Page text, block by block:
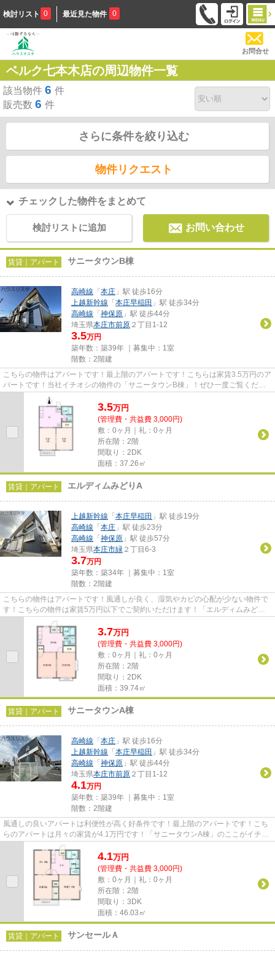
検討リスト 0 最近見た物件 0
お問合せ
ベルク七本木店の周辺物件一覧
該当物件 6 件
販売数 6 件
さらに条件を絞り込む
物件リクエスト
チェックした物件をまとめて
検討リストに追加 お問い合わせ
賃貸｜アパート サニータウンB棟
高崎線 「 本庄 」駅 徒歩16分
上越新幹線 「 本庄早稲田 」駅 徒歩34分
高崎線 「 神保原 」駅 徒歩44分
埼玉県本庄市前原 ２丁目1-12
3.5万円
築年数：築39年 ｜募集中： 1室
階数：2階建
こちらの物件はアパートです！最上階のアパートです！こちらは家賃3.5万円のア
パートです！当社イチオシの物件の「サニータウンB棟」！ぜひ一度ご覧くださ
い！本庄市エリアにある賃貸...
3.5万円
(管理費・共益費 3,000円)
敷：0ヶ月｜礼：0ヶ月
所在階：2階
間取り：2DK
面積：37.26㎡
賃貸｜アパート エルディムみどりA
上越新幹線 「 本庄早稲田 」駅 徒歩19分
高崎線 「 本庄 」駅 徒歩23分
高崎線 「 神保原 」駅 徒歩57分
埼玉県本庄市緑 ２丁目6-3
3.7万円
築年数：築34年 ｜募集中： 1室
階数：2階建
こちらの物件はアパートです！風通しが良く、湿気やカビの心配が少ない物件で
す！こちらの物件は家賃5万円以下でご契約いただけます！「エルディムみどり
A」のここがイチオシ！本庄市...
3.7万円
(管理費・共益費 3,000円)
敷：0ヶ月｜礼：0ヶ月
所在階：2階
間取り：2DK
面積：39.74㎡
賃貸｜アパート サニータウンA棟
高崎線 「 本庄 」駅 徒歩16分
上越新幹線 「 本庄早稲田 」駅 徒歩34分
高崎線 「 神保原 」駅 徒歩44分
埼玉県本庄市前原 ２丁目1-12
4.1万円
築年数：築39年 ｜募集中： 1室
階数：2階建
風通しの良いアパートは利便性が高く好条件です！最上階のアパートです！こち
らのアパートは月々の家賃が4.1万円です！「サニータウンA棟」のここがイチオ
シ！ご希望の賃貸物件が見つ...
4.1万円
(管理費・共益費 3,000円)
敷：0ヶ月｜礼：0ヶ月
所在階：2階
間取り：3DK
面積：46.03㎡
賃貸｜アパート サンセールＡ